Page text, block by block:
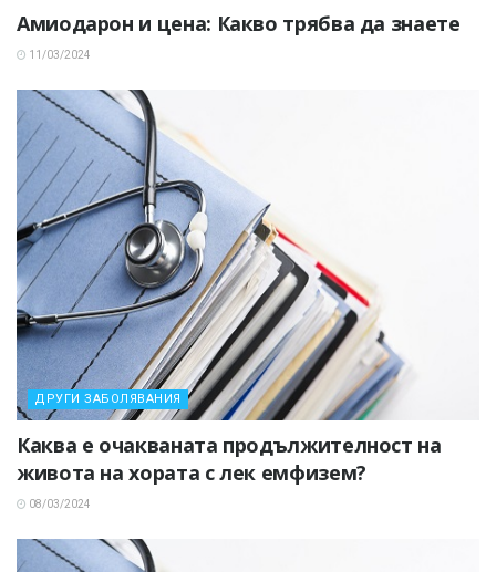
Амиодарон и цена: Какво трябва да знаете
11/03/2024
ДРУГИ ЗАБОЛЯВАНИЯ
Каква е очакваната продължителност на
живота на хората с лек емфизем?
08/03/2024